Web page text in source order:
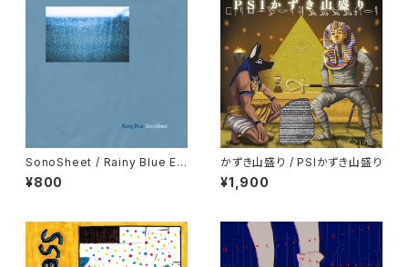
SonoSheet / Rainy Blue EP
【限定盤】
¥800
かずき山盛り / PSIかずき山盛り
¥1,900